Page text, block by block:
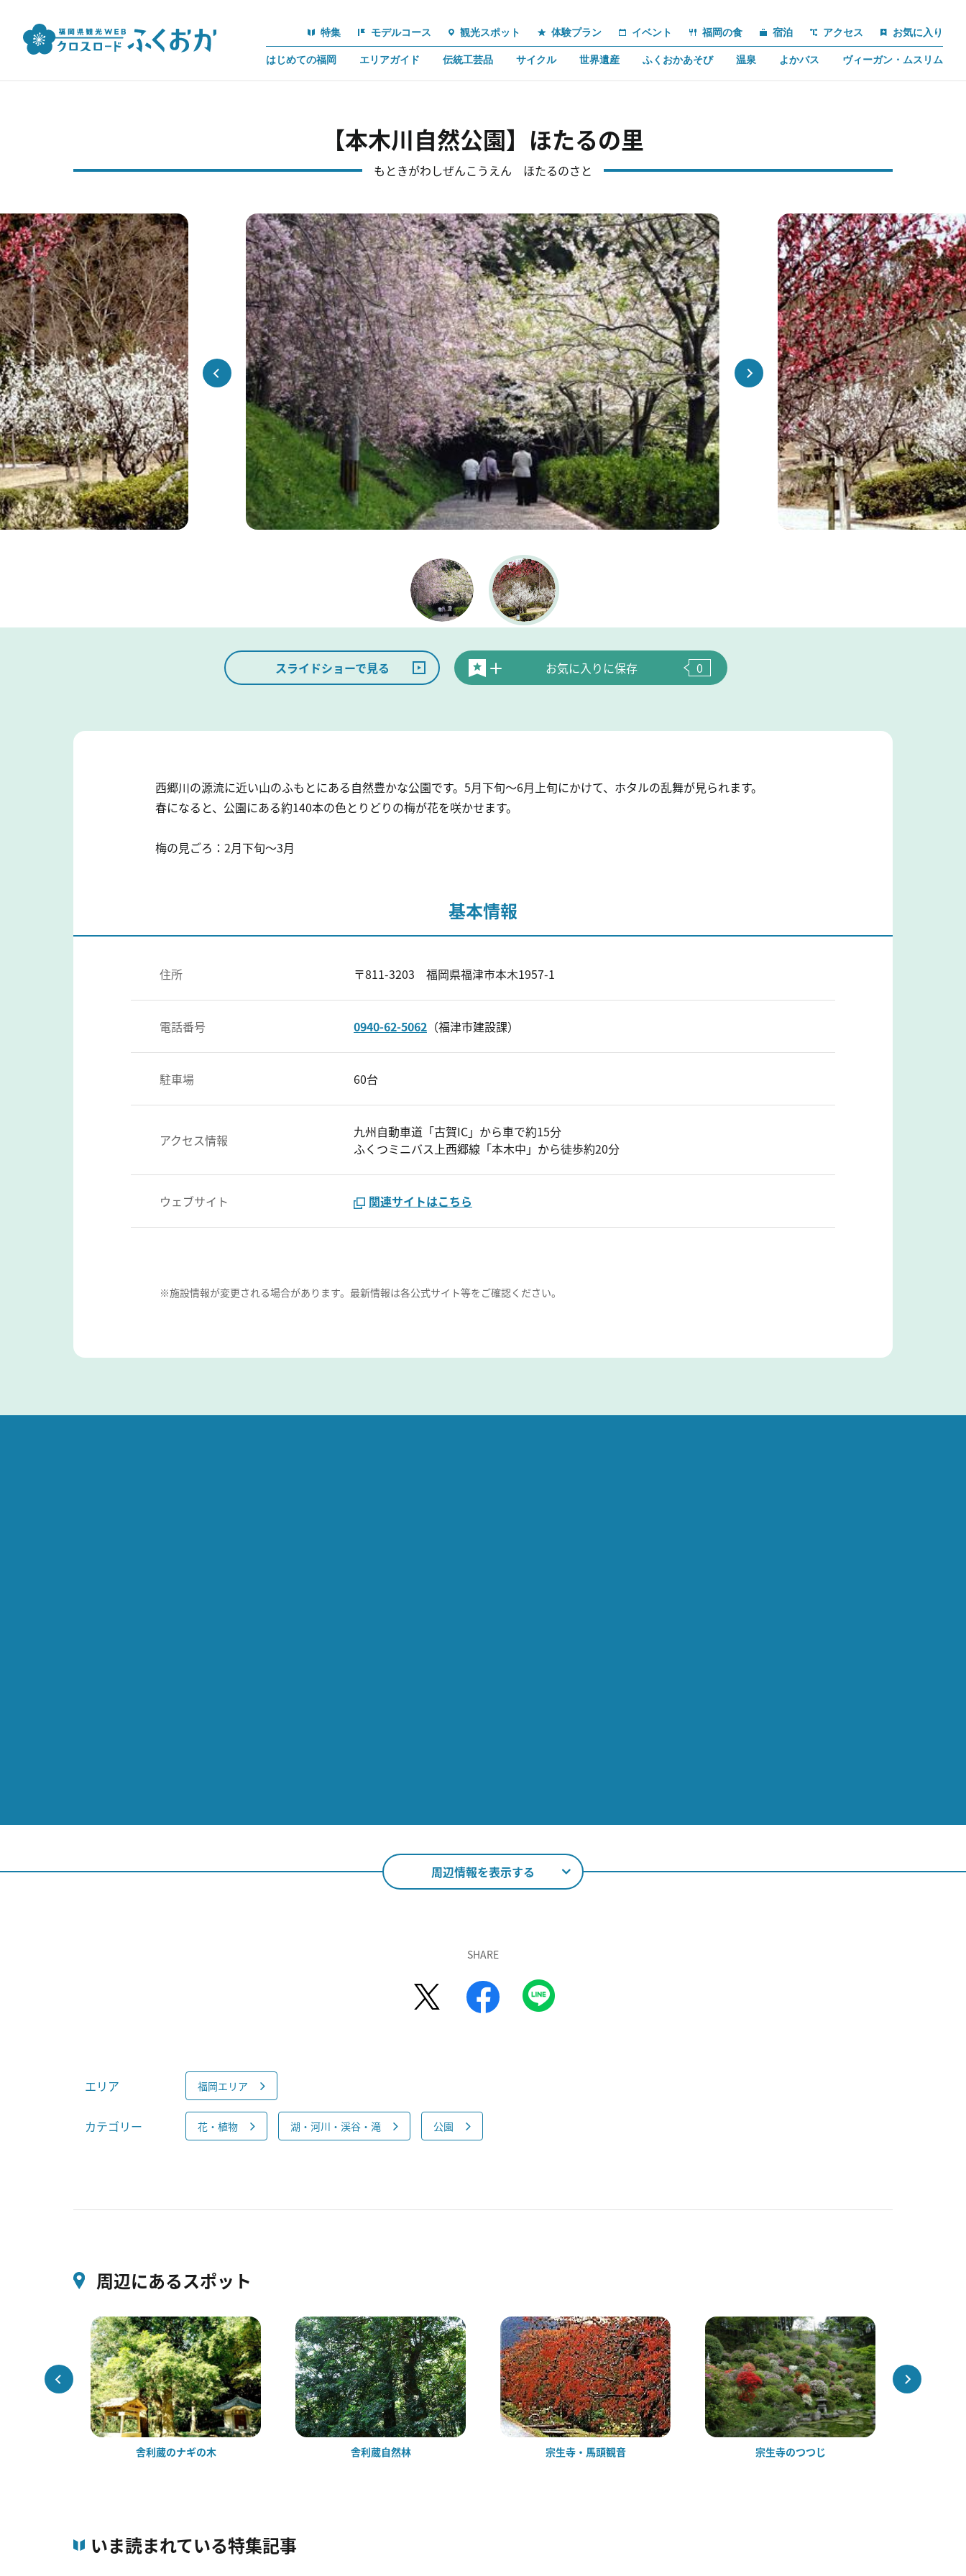
特集 モデルコース 観光スポット 体験プラン イベント 福岡の食 宿泊 アクセス お気に入り
はじめての福岡 エリアガイド 伝統工芸品 サイクル 世界遺産 ふくおかあそび 温泉 よかバス ヴィーガン・ムスリム
【本木川自然公園】ほたるの里
もときがわしぜんこうえん ほたるのさと
スライドショーで見る お気に入りに保存 0
西郷川の源流に近い山のふもとにある自然豊かな公園です。5月下旬～6月上旬にかけて、ホタルの乱舞が見られます。
春になると、公園にある約140本の色とりどりの梅が花を咲かせます。
梅の見ごろ：2月下旬～3月
基本情報
住所 〒811-3203 福岡県福津市本木1957-1
電話番号 0940-62-5062 （福津市建設課）
駐車場 60台
アクセス情報
九州自動車道「古賀IC」から車で約15分
ふくつミニバス上西郷線「本木中」から徒歩約20分
ウェブサイト 関連サイトはこちら
※施設情報が変更される場合があります。最新情報は各公式サイト等をご確認ください。
周辺情報を表示する
SHARE
エリア 福岡エリア
カテゴリー 花・植物 湖・河川・渓谷・滝 公園
周辺にあるスポット
舎利蔵のナギの木 舎利蔵自然林 宗生寺・馬頭観音 宗生寺のつつじ
いま読まれている特集記事